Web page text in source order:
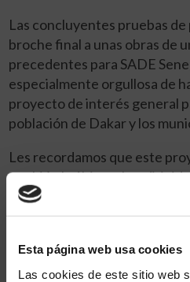
Esta página web usa cookies
Las cookies de este sitio web
Las concluyentes pruebas
broche final a unas obras de
precedentes para SADE
especialmente orgullosa de
proyecto de interés general
población de Dakar y los
Les recordamos que este
también la última obra
miembro destacado de
mandamos un cálido saludo
Felicitamos públicamente a
esta magnífica referencia.